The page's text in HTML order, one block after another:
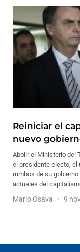
Reiniciar el
nuevo
Abolir el Ministerio del
el presidente electo,
rumbos de su
actuales del
Mario Osava 9